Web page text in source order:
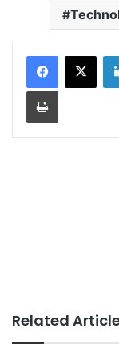
Print
Related